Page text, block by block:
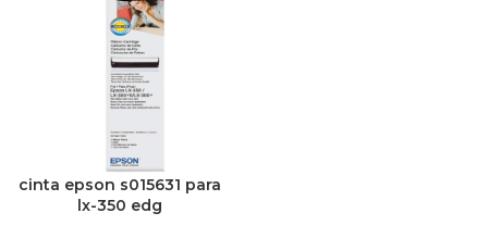
cinta epson s015631 para
lx-350 edg